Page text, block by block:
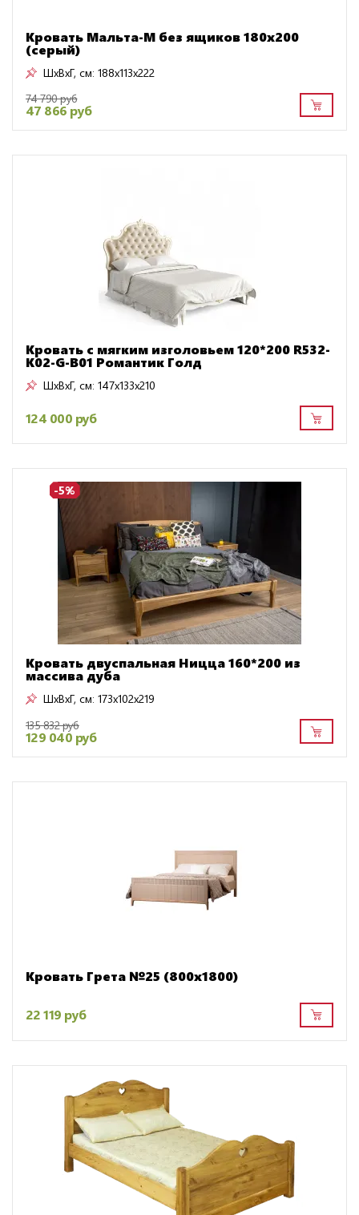
Кровать Мальта-М без ящиков 180х200
(серый)
ШxВxГ, см: 188x113x222
74 790 руб
47 866 руб
Кровать с мягким изголовьем 120*200 R532-
K02-G-B01 Романтик Голд
ШxВxГ, см: 147x133x210
124 000 руб
-5%
Кровать двуспальная Ницца 160*200 из
массива дуба
ШxВxГ, см: 173x102x219
135 832 руб
129 040 руб
Кровать Грета №25 (800х1800)
22 119 руб